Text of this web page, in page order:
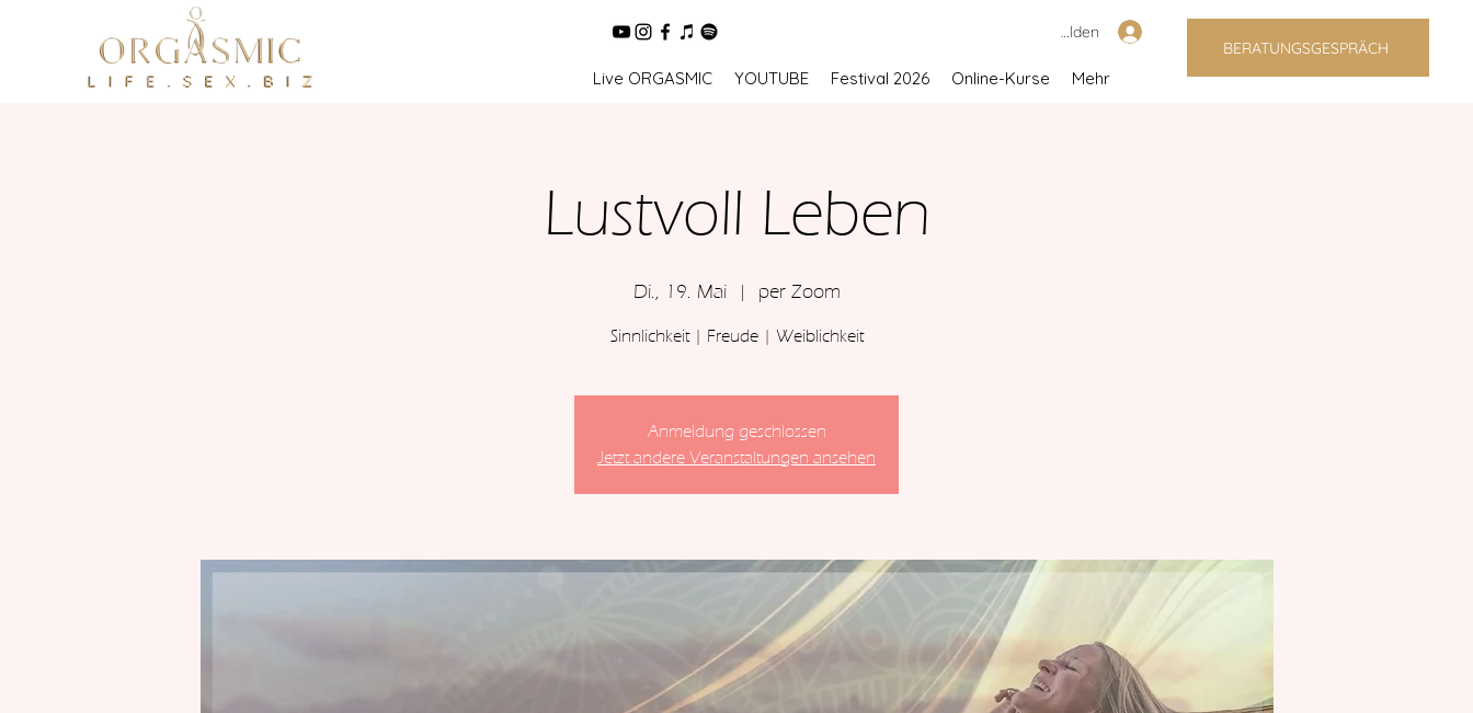
Anmelden
Live ORGASMIC YOUTUBE Festival 2026 Online-Kurse Mehr
BERATUNGSGESPRÄCH
Lustvoll Leben
Di., 19. Mai
  |
per Zoom
Sinnlichkeit | Freude | Weiblichkeit
Anmeldung geschlossen
Jetzt andere Veranstaltungen ansehen